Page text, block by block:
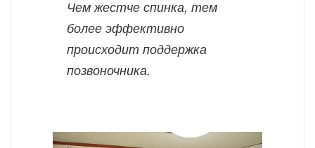
Чем жестче спинка, тем
более эффективно
происходит поддержка
позвоночника.